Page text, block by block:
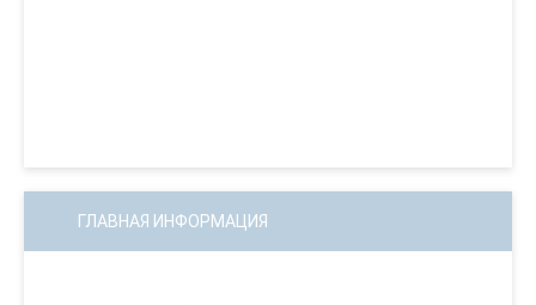
ГЛАВНАЯ ИНФОРМАЦИЯ